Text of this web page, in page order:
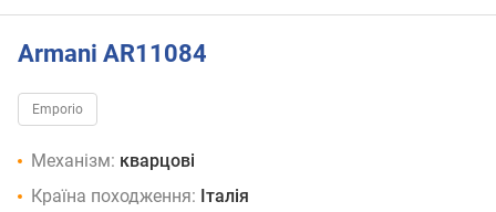
Armani AR11084
Emporio
Механізм: кварцові
Країна походження: Італія